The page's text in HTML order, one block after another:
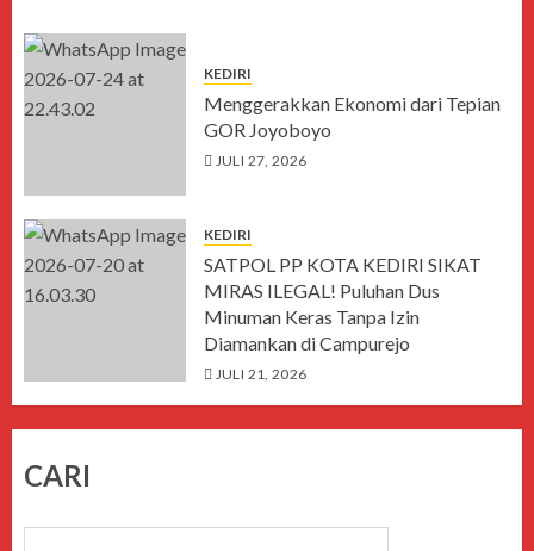
KEDIRI
Menggerakkan Ekonomi dari Tepian
GOR Joyoboyo
JULI 27, 2026
KEDIRI
SATPOL PP KOTA KEDIRI SIKAT
MIRAS ILEGAL! Puluhan Dus
Minuman Keras Tanpa Izin
Diamankan di Campurejo
JULI 21, 2026
CARI